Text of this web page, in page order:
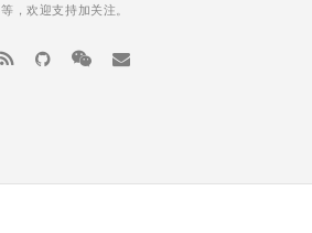
等，欢迎支持加关注。